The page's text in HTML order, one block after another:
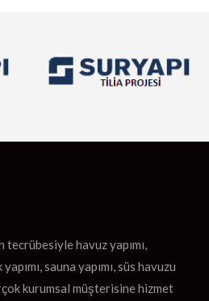
tecrübesiyle havuz yapımı,
sauna yapımı, süs havuzu
kurumsal müşterisine hizmet